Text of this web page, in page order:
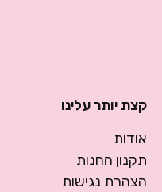
קצת יותר עלינו
אודות
תקנון החנות
הצהרת נגישות